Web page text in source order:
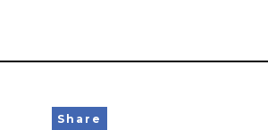
Share